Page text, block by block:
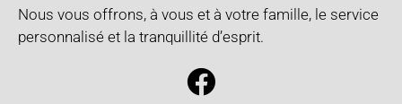
Nous vous offrons, à vous et à votre famille, le service
personnalisé et la tranquillité d’esprit.